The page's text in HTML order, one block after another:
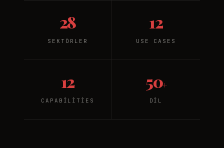
28
SEKTÖRLER
12
USE CASES
12
CAPABILITIES
50+
DIL